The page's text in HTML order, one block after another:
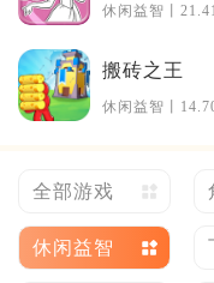
休闲益智丨
搬砖之王
休闲益智丨
全部游戏
休闲益智